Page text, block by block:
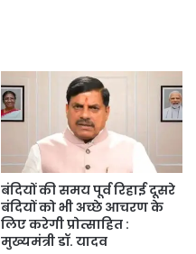
बंदियों की समय पूर्व रिहाई दूसरे
बंदियों को भी अच्छे आचरण के
लिए करेगी प्रोत्साहित :
मुख्यमंत्री डॉ. यादव